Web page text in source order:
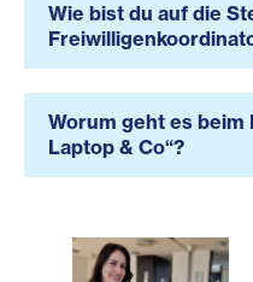
Wie bist du auf die
Worum geht es beim
Laptop & Co“?